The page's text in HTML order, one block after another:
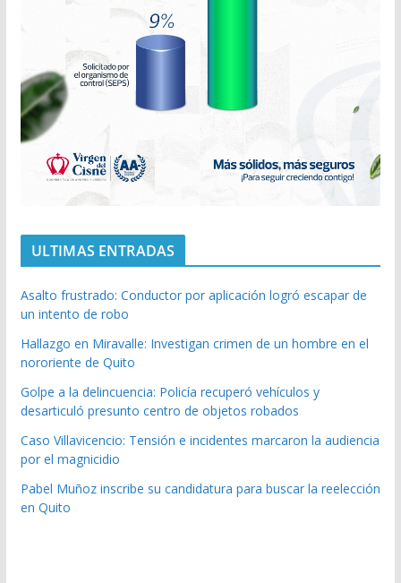
ULTIMAS ENTRADAS
Asalto frustrado: Conductor por aplicación logró escapar de
un intento de robo
Hallazgo en Miravalle: Investigan crimen de un hombre en el
nororiente de Quito
Golpe a la delincuencia: Policía recuperó vehículos y
desarticuló presunto centro de objetos robados
Caso Villavicencio: Tensión e incidentes marcaron la audiencia
por el magnicidio
Pabel Muñoz inscribe su candidatura para buscar la reelección
en Quito